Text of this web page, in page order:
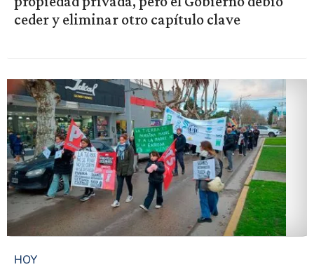
ceder y eliminar otro capítulo clave
HOY